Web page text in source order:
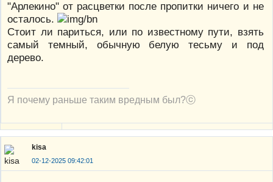
"Арлекино" от расцветки после пропитки ничего и не
осталось.
Стоит ли париться, или по известному пути, взять
самый темный, обычную белую тесьму и под
дерево.
Я почему раньше таким вредным был?ⓒ
kisa
02-12-2025 09:42:01